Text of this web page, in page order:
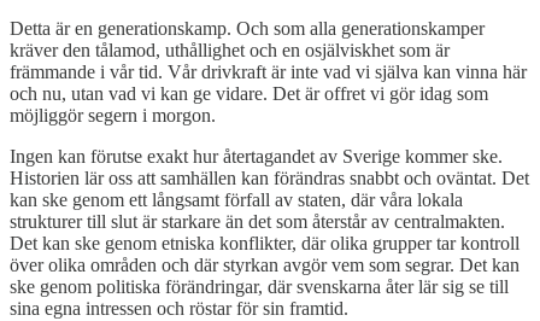
Detta är en generationskamp. Och som alla generationskamper
kräver den tålamod, uthållighet och en osjälviskhet som är
främmande i vår tid. Vår drivkraft är inte vad vi själva kan vinna här
och nu, utan vad vi kan ge vidare. Det är offret vi gör idag som
möjliggör segern i morgon.
Ingen kan förutse exakt hur återtagandet av Sverige kommer ske.
Historien lär oss att samhällen kan förändras snabbt och oväntat. Det
kan ske genom ett långsamt förfall av staten, där våra lokala
strukturer till slut är starkare än det som återstår av centralmakten.
Det kan ske genom etniska konflikter, där olika grupper tar kontroll
över olika områden och där styrkan avgör vem som segrar. Det kan
ske genom politiska förändringar, där svenskarna åter lär sig se till
sina egna intressen och röstar för sin framtid.